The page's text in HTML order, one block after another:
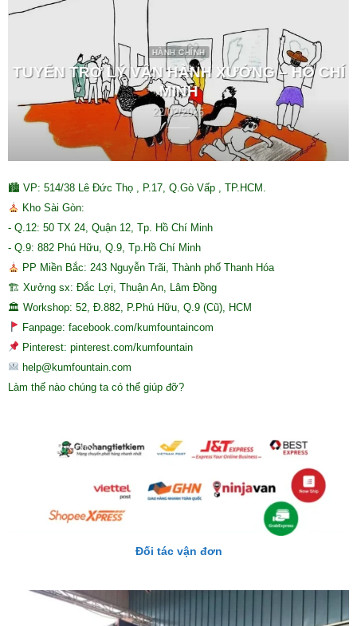
HÀNH CHÍNH
TUYỂN TRỢ LÝ VẬN HÀNH XƯỞNG – HỒ CHÍ
MINH
22/02/2026
🏙 VP: 514/38 Lê Đức Thọ , P.17, Q.Gò Vấp , TP.HCM.
Kho Sài Gòn:
- Q.12: 50 TX 24, Quận 12, Tp. Hồ Chí Minh
- Q.9: 882 Phú Hữu, Q.9, Tp.Hồ Chí Minh
PP Miền Bắc: 243 Nguyễn Trãi, Thành phố Thanh Hóa
🏗 Xưởng sx: Đắc Lợi, Thuận An, Lâm Đồng
🏛 Workshop: 52, Đ.882, P.Phú Hữu, Q.9 (Cũ), HCM
Fanpage: facebook.com/kumfountaincom
Pinterest: pinterest.com/kumfountain
help@kumfountain.com
Làm thế nào chúng ta có thể giúp đỡ?
Đối tác vận đơn